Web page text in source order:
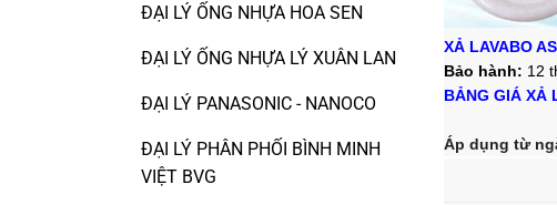
ĐẠI LÝ ỐNG NHỰA HOA SEN
ĐẠI LÝ ỐNG NHỰA LÝ XUÂN LAN
ĐẠI LÝ PANASONIC - NANOCO
ĐẠI LÝ PHÂN PHỐI BÌNH MINH
VIỆT BVG
XẢ LAVABO
Bảo hành: 12
BẢNG GIÁ XẢ
Áp dụng từ